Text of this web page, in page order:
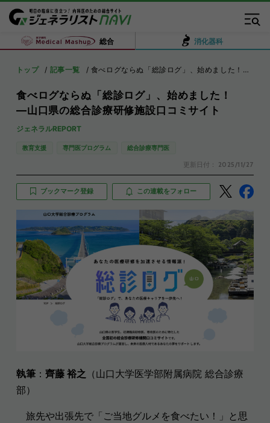
総合 消化器科
トップ 記事一覧 食べログならぬ「総診ログ」、始めました！ ―山口県の総合診療研修施設口コミサイト
食べログならぬ「総診ログ」、始めました！
―山口県の総合診療研修施設口コミサイト
ジェネラルREPORT
教育支援 専門医プログラム 総合診療専門医
更新日付： 2025/11/27
ブックマーク登録 この連載をフォロー
執筆： 齊藤 裕之 （山口大学医学部附属病院 総合診療
部）
旅先や出張先で「ご当地グルメを食べたい！」と思